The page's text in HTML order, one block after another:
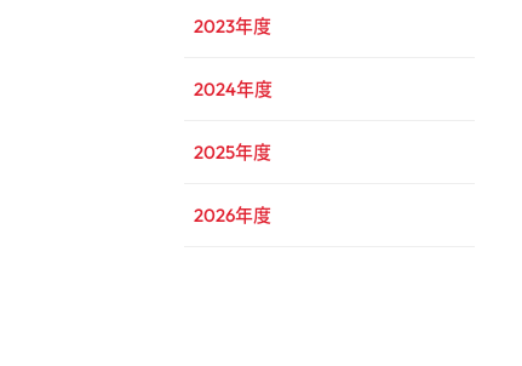
2023年度
2024年度
2025年度
2026年度